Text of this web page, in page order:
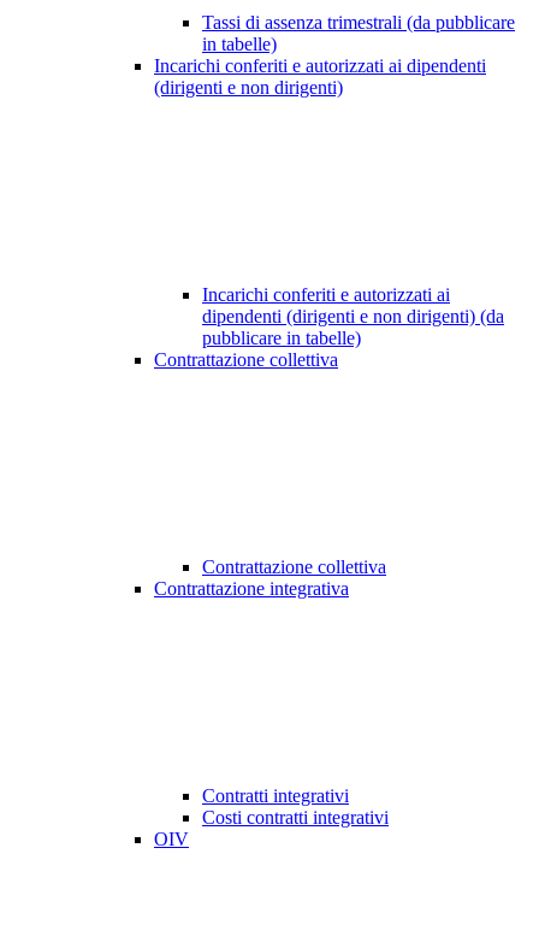
Tassi di assenza trimestrali (da pubblicare
in tabelle)
Incarichi conferiti e autorizzati ai dipendenti
(dirigenti e non dirigenti)
Incarichi conferiti e autorizzati ai
dipendenti (dirigenti e non dirigenti) (da
pubblicare in tabelle)
Contrattazione collettiva
Contrattazione collettiva
Contrattazione integrativa
Contratti integrativi
Costi contratti integrativi
OIV